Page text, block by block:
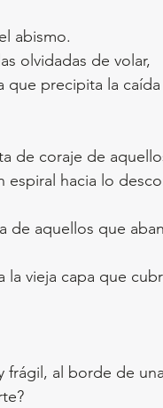
abismo.
olvidadas de volar,
precipita la
de coraje de
espiral hacia lo
de aquellos que
vieja capa que
frágil, al borde de